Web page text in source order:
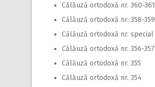
Călăuză ortodoxă nr. 360-361
Călăuză ortodoxă nr. 358-359
Călăuză ortodoxă nr. special
Călăuză ortodoxă nr. 356-357
Călăuză ortodoxă nr. 355
Călăuză ortodoxă nr. 354